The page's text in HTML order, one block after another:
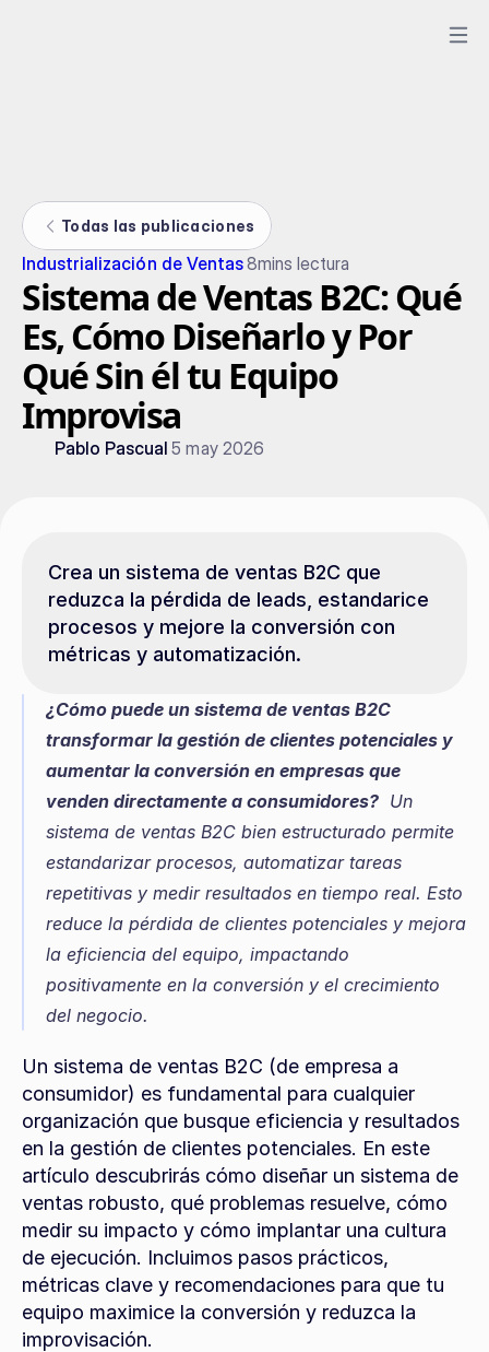
Todas las publicaciones
Industrialización de Ventas8mins lectura
Sistema de Ventas B2C: Qué
Es, Cómo Diseñarlo y Por
Qué Sin él tu Equipo
Improvisa
Pablo Pascual 5 may 2026
Crea un sistema de ventas B2C que
reduzca la pérdida de leads, estandarice
procesos y mejore la conversión con
métricas y automatización.
¿Cómo puede un sistema de ventas B2C
transformar la gestión de clientes potenciales y
aumentar la conversión en empresas que
venden directamente a consumidores?
  Un
sistema de ventas B2C bien estructurado permite
estandarizar procesos, automatizar tareas
repetitivas y medir resultados en tiempo real. Esto
reduce la pérdida de clientes potenciales y mejora
la eficiencia del equipo, impactando
positivamente en la conversión y el crecimiento
del negocio.
Un sistema de ventas B2C (de empresa a
consumidor) es fundamental para cualquier
organización que busque eficiencia y resultados
en la gestión de clientes potenciales. En este
artículo descubrirás cómo diseñar un sistema de
ventas robusto, qué problemas resuelve, cómo
medir su impacto y cómo implantar una cultura
de ejecución. Incluimos pasos prácticos,
métricas clave y recomendaciones para que tu
equipo maximice la conversión y reduzca la
improvisación.